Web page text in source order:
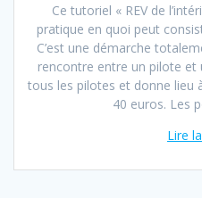
Ce tutoriel « REV de
pratique en quoi peut
C’est une démarche
rencontre entre un pilote et
tous les pilotes et donne lieu
40 euros. Les
Lire